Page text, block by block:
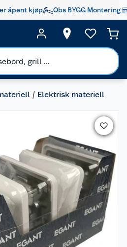
åpent kjøp Obs BYGG Montering
Elektrisk materiell